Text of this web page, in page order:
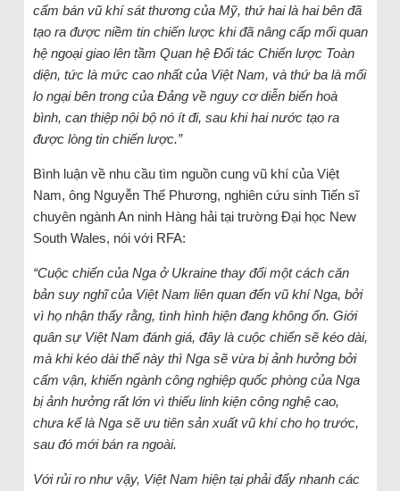
cấm bán vũ khí sát thương của Mỹ, thứ hai là hai bên đã
tạo ra được niềm tin chiến lược khi đã nâng cấp mối quan
hệ ngoại giao lên tầm Quan hệ Đối tác Chiến lược Toàn
diện, tức là mức cao nhất của Việt Nam, và thứ ba là mối
lo ngại bên trong của Đảng về nguy cơ diễn biến hoà
bình, can thiệp nội bộ nó ít đi, sau khi hai nước tạo ra
được lòng tin chiến lược.”
Bình luận về nhu cầu tìm nguồn cung vũ khí của Việt
Nam, ông Nguyễn Thế Phương, nghiên cứu sinh Tiến sĩ
chuyên ngành An ninh Hàng hải tại trường Đại học New
South Wales, nói với RFA:
“Cuộc chiến của Nga ở Ukraine thay đổi một cách căn
bản suy nghĩ của Việt Nam liên quan đến vũ khí Nga, bởi
vì họ nhận thấy rằng, tình hình hiện đang không ổn. Giới
quân sự Việt Nam đánh giá, đây là cuộc chiến sẽ kéo dài,
mà khi kéo dài thế này thì Nga sẽ vừa bị ảnh hưởng bởi
cấm vận, khiến ngành công nghiệp quốc phòng của Nga
bị ảnh hưởng rất lớn vì thiếu linh kiện công nghệ cao,
chưa kể là Nga sẽ ưu tiên sản xuất vũ khí cho họ trước,
sau đó mới bán ra ngoài.
Với rủi ro như vậy, Việt Nam hiện tại phải đẩy nhanh các